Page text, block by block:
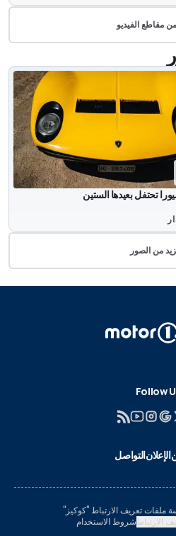
مقاطع الفيديو
تحتفل بعيدها الستين
من الصور
Follow
الإعلانالتواصل
ملفات تعريف الارتباط "كوكيز"
الارتباطشروط الاستخدام